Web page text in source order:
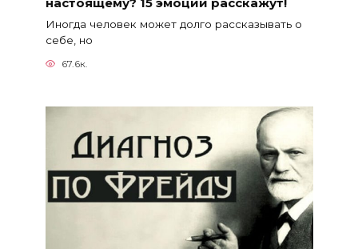
Иногда человек может долго рассказывать о
себе, но
67.6к.